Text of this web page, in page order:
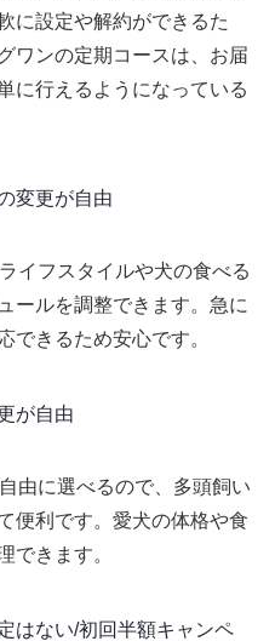
に設定や解約ができるた
ワンの定期コースは、お届
に行えるようになっている
変更が自由
イフスタイルや犬の食べる
ールを調整できます。急に
できるため安心です。
が自由
由に選べるので、多頭飼い
便利です。愛犬の体格や食
できます。
はない/初回半額キャンペ